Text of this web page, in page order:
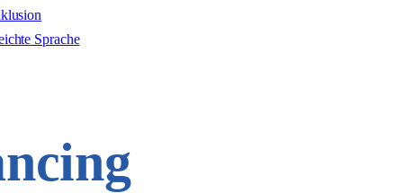
Sprache